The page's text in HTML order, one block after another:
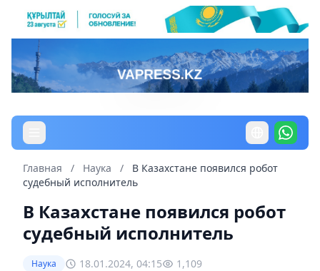
Главная / Наука /
В Казахстане появился робот
судебный исполнитель
В Казахстане появился робот
судебный исполнитель
Наука 18.01.2024, 04:15 1,109